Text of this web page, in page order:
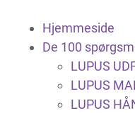
Hjemmeside
De 100
LUPUS
LUPUS
LUPUS